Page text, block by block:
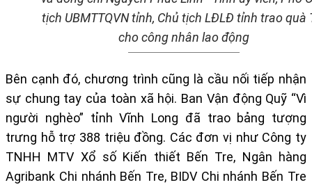
tịch UBMTTQVN tỉnh, Chủ tịch LĐLĐ tỉnh trao quà
cho công nhân lao động
Bên cạnh đó, chương trình cũng là cầu nối tiếp nhận
sự chung tay của toàn xã hội. Ban Vận động Quỹ “Vì
người nghèo” tỉnh Vĩnh Long đã trao bảng tượng
trưng hỗ trợ 388 triệu đồng. Các đơn vị như Công ty
TNHH MTV Xổ số Kiến thiết Bến Tre, Ngân hàng
Agribank Chi nhánh Bến Tre, BIDV Chi nhánh Bến Tre